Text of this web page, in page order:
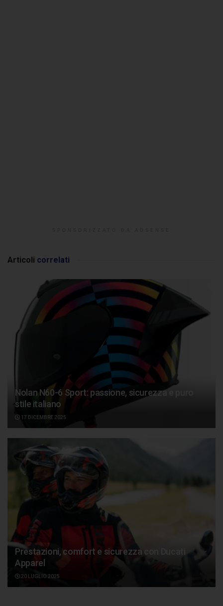
Articoli correlati
Nolan N60-6 Sport: passione, sicurezza e puro
stile italiano
17 DICEMBRE 2025
Prestazioni, comfort e sicurezza con Ducati
Apparel
20 LUGLIO 2025